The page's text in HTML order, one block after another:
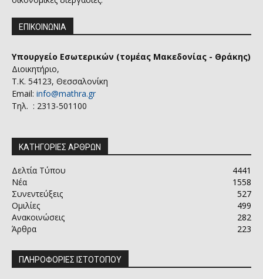
ΕΠΙΚΟΙΝΩΝΙΑ
Υπουργείο Εσωτερικών (τομέας Μακεδονίας - Θράκης)
Διοικητήριο,
Τ.Κ. 54123, Θεσσαλονίκη
Email: info@mathra.gr
Τηλ. : 2313-501100
ΚΑΤΗΓΟΡΙΕΣ ΑΡΘΡΩΝ
Δελτία Τύπου
4441
Νέα
1558
Συνεντεύξεις
527
Ομιλίες
499
Ανακοινώσεις
282
Άρθρα
223
ΠΛΗΡΟΦΟΡΙΕΣ ΙΣΤΟΤΟΠΟΥ